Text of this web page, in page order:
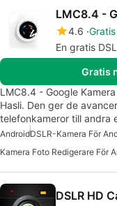
LMC8.4 -
4.6 Gratis
En gratis
Gratis
LMC8.4 - Google
Hasli. Den ger de
telefonkameror till andra
AndroidDSLR-Kamera För
Kamera Foto Redigerare För
DSLR HD